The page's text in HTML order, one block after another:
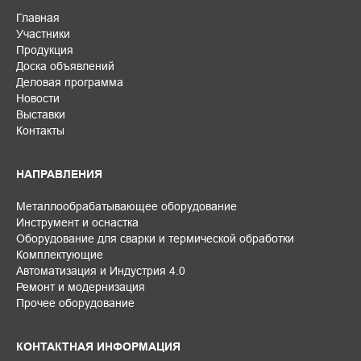
Главная
Участники
Продукция
Доска объявлений
Деловая программа
Новости
Выставки
Контакты
НАПРАВЛЕНИЯ
Металлообрабатывающее оборудование
Инструмент и оснастка
Оборудование для сварки и термической обработки
Комплектующие
Автоматизация и Индустрия 4.0
Ремонт и модернизация
Прочее оборудование
КОНТАКТНАЯ ИНФОРМАЦИЯ